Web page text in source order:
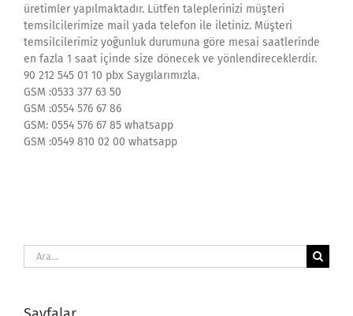
üretimler yapılmaktadır. Lütfen taleplerinizi müşteri
temsilcilerimize mail yada telefon ile iletiniz. Müşteri
temsilcilerimiz yoğunluk durumuna göre mesai saatlerinde
en fazla 1 saat içinde size dönecek ve yönlendireceklerdir.
90 212 545 01 10 pbx Saygılarımızla.
GSM :0533 377 63 50
GSM :0554 576 67 86
GSM: 0554 576 67 85 whatsapp
GSM :0549 810 02 00 whatsapp
Ara: